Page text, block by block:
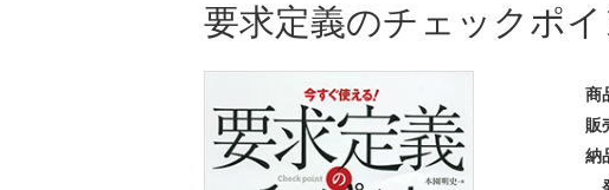
要求定義のチェックポ
商
販
納